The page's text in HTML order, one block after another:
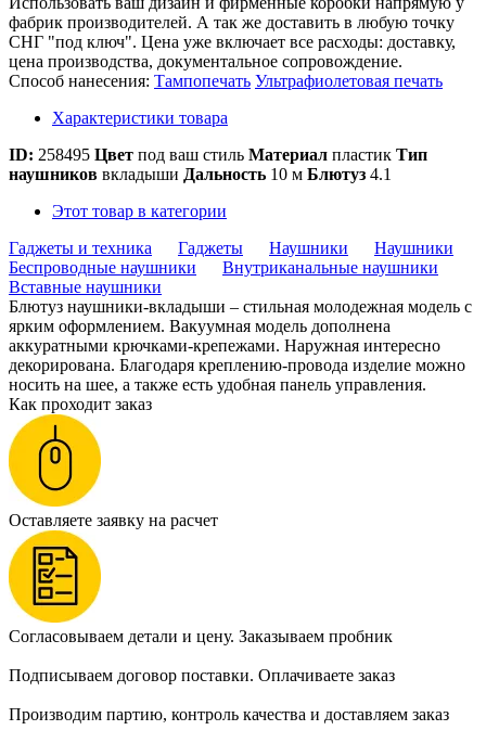
фабрик производителей. А так же доставить в любую точку
СНГ "под ключ". Цена уже включает все расходы: доставку,
цена производства, документальное сопровождение.
Способ нанесения: Тампопечать Ультрафиолетовая печать
Характеристики товара
ID: 258495 Цвет под ваш стиль Материал пластик Тип
наушников вкладыши Дальность 10 м Блютуз 4.1
Этот товар в категории
Гаджеты и техника
Гаджеты Наушники
Наушники
Беспроводные наушники
Внутриканальные наушники
Вставные наушники
Блютуз наушники-вкладыши – стильная молодежная модель с
ярким оформлением. Вакуумная модель дополнена
аккуратными крючками-крепежами. Наружная интересно
декорирована. Благодаря креплению-провода изделие можно
носить на шее, а также есть удобная панель управления.
Как проходит заказ
Оставляете заявку на расчет
Согласовываем детали и цену. Заказываем пробник
Подписываем договор поставки. Оплачиваете заказ
Производим партию, контроль качества и доставляем заказ